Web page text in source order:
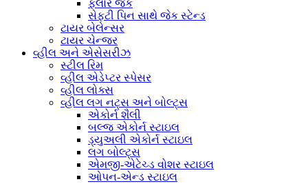
ફ્લોર જેક
સેફ્ટી પિન સાથે જેક સ્ટેન્ડ
ટાયર બેલેન્સર
ટાયર ચેન્જર
વ્હીલ અને એસેસરીઝ
સ્ટીલ રિમ
વ્હીલ એડેપ્ટર સ્પેસર
વ્હીલ લોક્સ
વ્હીલ લગ નટ્સ અને બોલ્ટ્સ
એકોર્ન શૈલી
બલ્જ એકોર્ન સ્ટાઇલ
ડ્યુઅલી એકોર્ન સ્ટાઇલ
લગ બોલ્ટ્સ
એમજી-એટેચ્ડ વોશર સ્ટાઇલ
ઓપન-એન્ડ સ્ટાઇલ